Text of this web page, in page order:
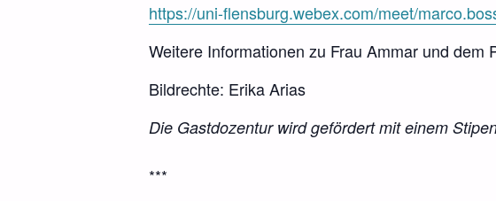
https://uni-flensburg.webex.com/meet/
Weitere Informationen zu Frau Ammar und dem
Bildrechte: Erika Arias
Die Gastdozentur wird gefördert mit einem
***